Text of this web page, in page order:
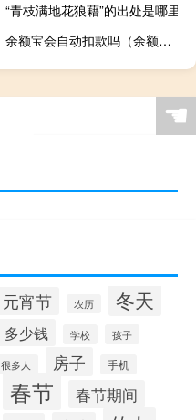
“青枝满地花狼藉”的出处是哪里
余额宝会自动扣款吗（余额宝会亏钱吗）
☚
元宵节 农历 冬天
多少钱 学校 孩子
很多人 房子 手机
春节 春节期间